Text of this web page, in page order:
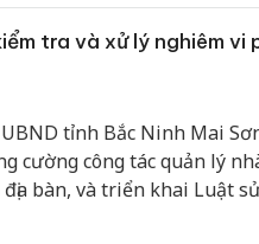
tra và xử lý nghiêm vi
tỉnh Bắc Ninh Mai
cường công tác quản lý
bàn, và triển khai Luật